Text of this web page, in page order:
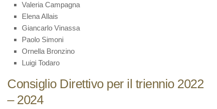
Valeria Campagna
Elena Allais
Giancarlo Vinassa
Paolo Simoni
Ornella Bronzino
Luigi Todaro
Consiglio Direttivo per il triennio 2022
– 2024